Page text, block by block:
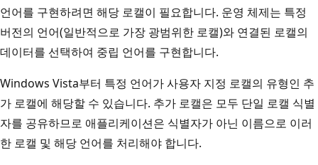
언어를 구현하려면 해당 로캘이 필요합니다. 운영 체제는 특정
버전의 언어(일반적으로 가장 광범위한 로캘)와 연결된 로캘의
데이터를 선택하여 중립 언어를 구현합니다.
Windows Vista부터 특정 언어가 사용자 지정 로캘의 유형인 추
가 로캘에 해당할 수 있습니다. 추가 로캘은 모두 단일 로캘 식별
자를 공유하므로 애플리케이션은 식별자가 아닌 이름으로 이러
한 로캘 및 해당 언어를 처리해야 합니다.